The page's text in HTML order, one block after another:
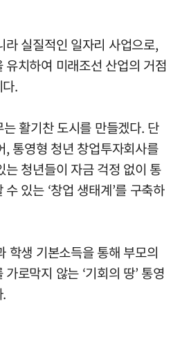
라 실질적인 일자리 사업으로,
치하여 미래조선 산업의 거점
.
활기찬 도시를 만들겠다. 단
, 통영형 청년 창업투자회사를
는 청년들이 자금 걱정 없이 통
있는 ‘창업 생태계’를 구축하
학생 기본소득을 통해 부모의
로막지 않는 ‘기회의 땅’ 통영